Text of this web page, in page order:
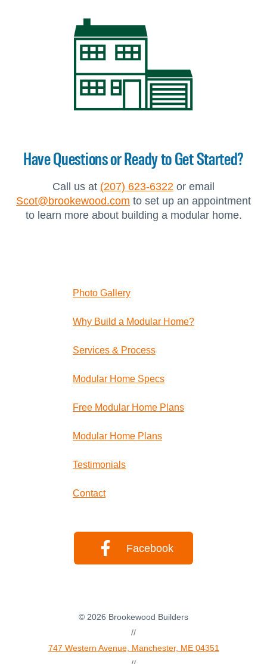
Have Questions or Ready to Get Started?
Call us at (207) 623-6322 or email
Scot@brookewood.com to set up an appointment
to learn more about building a modular home.
Photo Gallery
Why Build a Modular Home?
Services & Process
Modular Home Specs
Free Modular Home Plans
Modular Home Plans
Testimonials
Contact
Facebook
© 2026 Brookewood Builders
//
747 Western Avenue, Manchester, ME 04351